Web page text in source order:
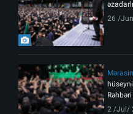
26 /
2 /Jul/